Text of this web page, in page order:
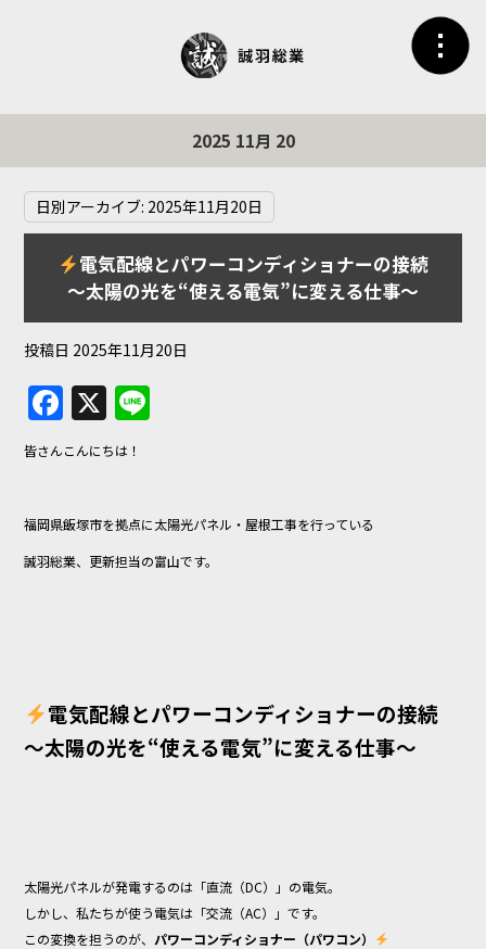
2025 11月 20
日別アーカイブ: 2025年11月20日
電気配線とパワーコンディショナーの接続
〜太陽の光を“使える電気”に変える仕事〜
投稿日 2025年11月20日
F
a
c
e
b
o
X
皆さんこんにちは！
福岡県飯塚市を拠点に太陽光パネル・屋根工事を行っている
誠羽総業、更新担当の富山です。
電気配線とパワーコンディショナーの接続
〜太陽の光を“使える電気”に変える仕事〜
太陽光パネルが発電するのは「直流（DC）」の電気。
しかし、私たちが使う電気は「交流（AC）」です。
この変換を担うのが、 パワーコンディショナー（パワコン）